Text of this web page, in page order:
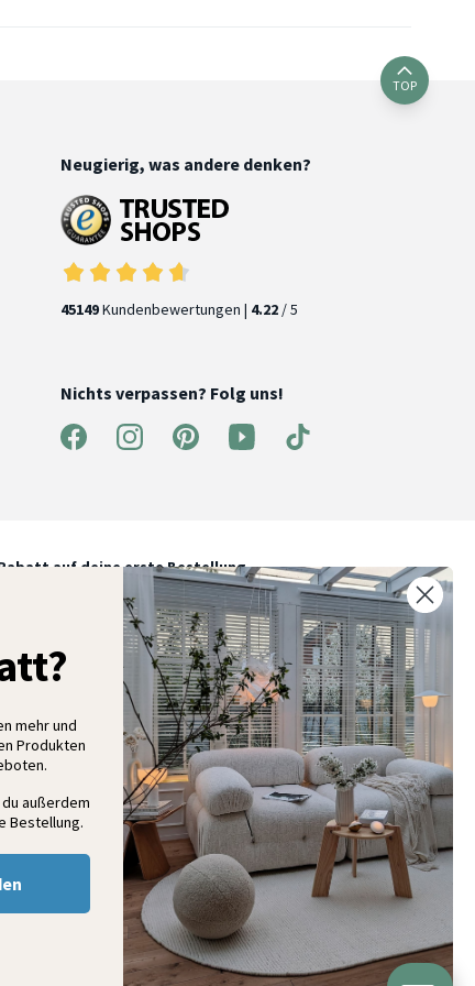
TOP
Neugierig, was andere denken?
45149Kundenbewertungen | 4.22 / 5
Nichts verpassen? Folg uns!
auf deine erste Bestellung
dich für unseren Newsletter an und entdecke neue
Angebote und Wohnideen als Erstes
Anmelden
mehr und
Produkten
außerdem
Bestellung.